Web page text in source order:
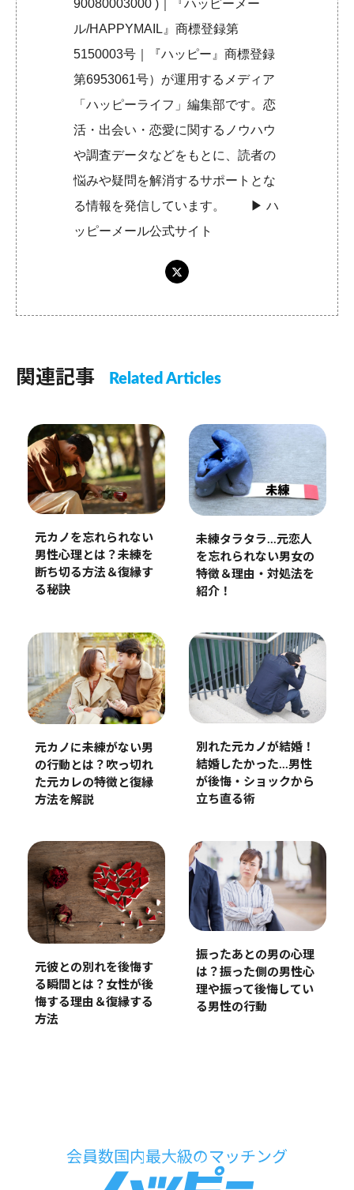
90080003000 )｜『ハッピーメー
ル/HAPPYMAIL』商標登録第
5150003号｜『ハッピー』商標登録
第6953061号）が運用するメディア
「ハッピーライフ」編集部です。恋
活・出会い・恋愛に関するノウハウ
や調査データなどをもとに、読者の
悩みや疑問を解消するサポートとな
る情報を発信しています。 ▶︎ハ
ッピーメール公式サイト
関連記事 Related Articles
元カノを忘れられない
男性心理とは？未練を
断ち切る方法＆復縁す
る秘訣
未練タラタラ…元恋人
を忘れられない男女の
特徴＆理由・対処法を
紹介！
元カノに未練がない男
の行動とは？吹っ切れ
た元カレの特徴と復縁
方法を解説
別れた元カノが結婚！
結婚したかった…男性
が後悔・ショックから
立ち直る術
元彼との別れを後悔す
る瞬間とは？女性が後
悔する理由＆復縁する
方法
振ったあとの男の心理
は？振った側の男性心
理や振って後悔してい
る男性の行動